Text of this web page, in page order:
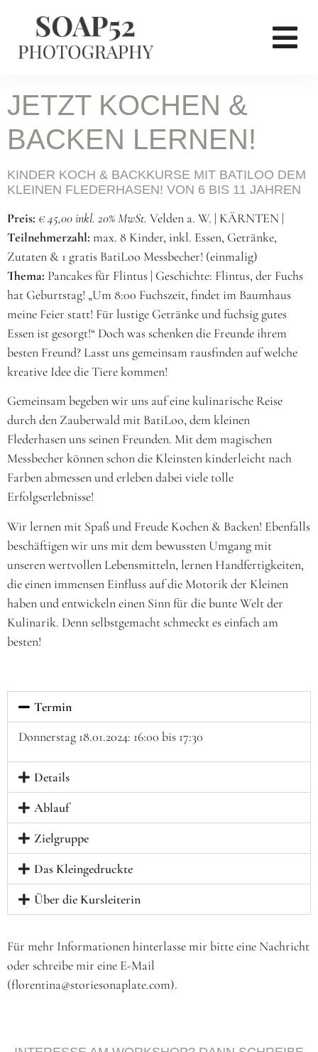
JETZT KOCHEN &
BACKEN LERNEN!
KINDER KOCH & BACKKURSE MIT BATILOO DEM
KLEINEN FLEDERHASEN! VON 6 BIS 11 JAHREN
Preis: € 45,00 inkl. 20% MwSt. Velden a. W. | KÄRNTEN |
Teilnehmerzahl: max. 8 Kinder, inkl. Essen, Getränke,
Zutaten & 1 gratis BatiLoo Messbecher! (einmalig)
Thema: Pancakes für Flintus | Geschichte: Flintus, der Fuchs
hat Geburtstag! „Um 8:00 Fuchszeit, findet im Baumhaus
meine Feier statt! Für lustige Getränke und fuchsig gutes
Essen ist gesorgt!“ Doch was schenken die Freunde ihrem
besten Freund? Lasst uns gemeinsam rausfinden auf welche
kreative Idee die Tiere kommen!
Gemeinsam begeben wir uns auf eine kulinarische Reise
durch den Zauberwald mit BatiLoo, dem kleinen
Flederhasen uns seinen Freunden. Mit dem magischen
Messbecher können schon die Kleinsten kinderleicht nach
Farben abmessen und erleben dabei viele tolle
Erfolgserlebnisse!
Wir lernen mit Spaß und Freude Kochen & Backen! Ebenfalls
beschäftigen wir uns mit dem bewussten Umgang mit
unseren wertvollen Lebensmitteln, lernen Handfertigkeiten,
dieeinen immensen Einfluss auf die Motorik der Kleinen
haben und entwickeln einen Sinn für die bunte Welt der
Kulinarik. Denn selbstgemacht schmeckt es einfach am
besten!
Termin
Donnerstag 18.01.2024: 16:00 bis 17:30
Details
Ablauf
Zielgruppe
Das Kleingedruckte
Über die Kursleiterin
Für mehr Informationen hinterlasse mir bitte eine Nachricht
oder schreibe mir eine E-Mail
(florentina@storiesonaplate.com).